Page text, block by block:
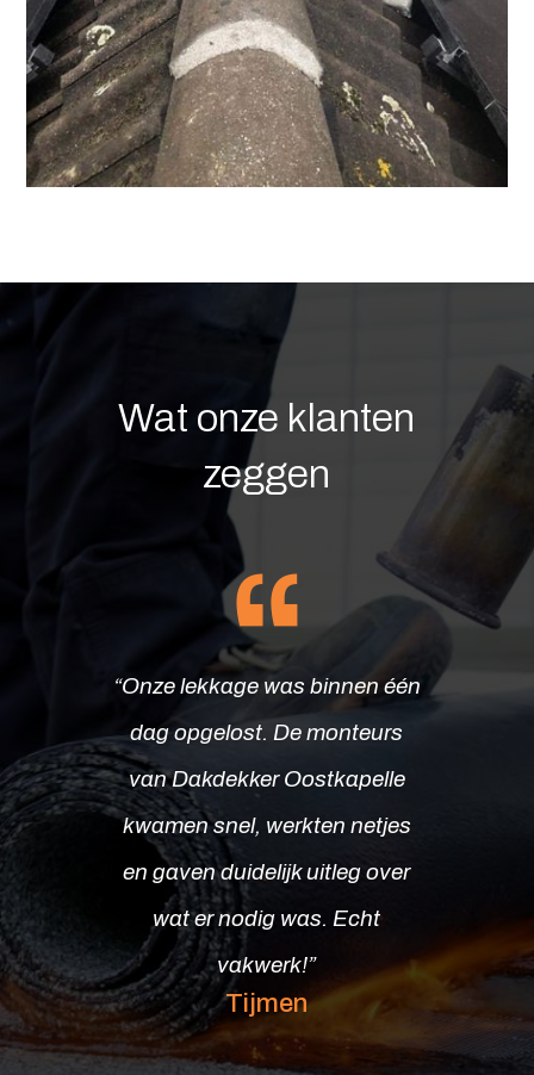
Wat onze klanten
zeggen
“Onze lekkage was binnen één
dag opgelost. De monteurs
van Dakdekker Oostkapelle
kwamen snel, werkten netjes
en gaven duidelijk uitleg over
wat er nodig was. Echt
vakwerk!”
Tijmen
“Zeer tevreden over de nieuwe
dakbedekking die ze hebben
geplaatst. Alles werd volgens
afspraak uitgevoerd en ze
lieten alles keurig schoon
achter. Aanrader voor wie
kwaliteit wil.”
Sophie J.